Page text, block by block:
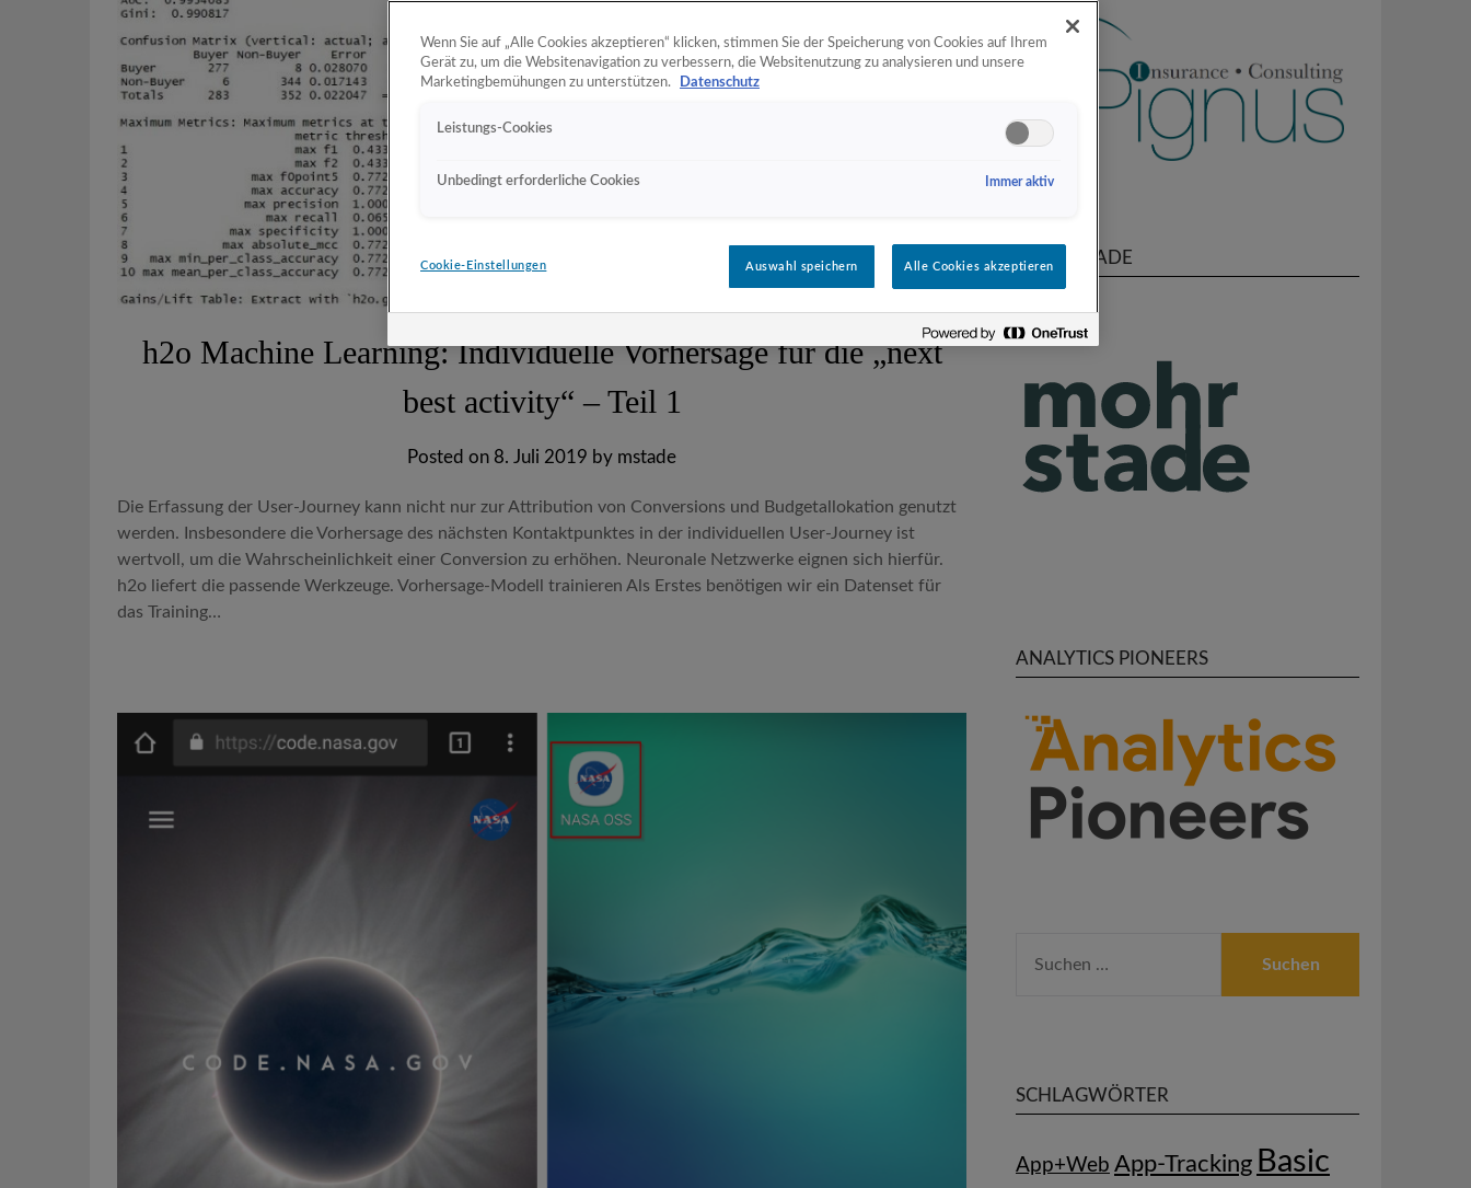
h2o Machine Learning: Individuelle Vorhersage für die „next
best activity“ – Teil 1
Posted on 8. Juli 2019 by mstade
Die Erfassung der User-Journey kann nicht nur zur Attribution von Conversions und Budgetallokation genutzt
werden. Insbesondere die Vorhersage des nächsten Kontaktpunktes in der individuellen User-Journey ist
wertvoll, um die Wahrscheinlichkeit einer Conversion zu erhöhen. Neuronale Netzwerke eignen sich hierfür.
h2o liefert die passende Werkzeuge. Vorhersage-Modell trainieren Als Erstes benötigen wir ein Datenset für
das Training…
MOHRSTADE
ANALYTICS PIONEERS
NACH:
SCHLAGWÖRTER
App+Web App-Tracking Basic
Wenn Sie auf „Alle Cookies akzeptieren“ klicken, stimmen Sie der Speicherung von Cookies auf Ihrem
Gerät zu, um die Websitenavigation zu verbessern, die Websitenutzung zu analysieren und unsere
Marketingbemühungen zu unterstützen.
Datenschutz
Leistungs-Cookies
Unbedingt erforderliche Cookies Immer aktiv
Cookie-Einstellungen Auswahl speichern Alle Cookies akzeptieren